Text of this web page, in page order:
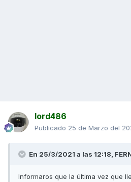
lord486
Publicado 25 de Marzo del
En 25/3/2021 a las 12:18,
Informaros que la última vez que